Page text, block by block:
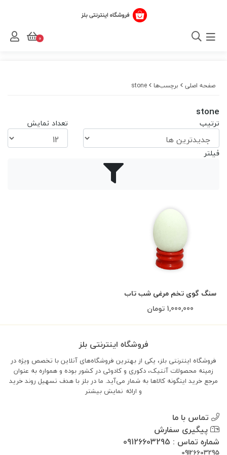
صفحه اصلی برچسب‌ها stone
stone
ترتیب تعداد نمایش
فیلتر
سنگ گوی تخم مرغی شب تاب
- کوچک (کد۲)
1,000,000 تومان
فروشگاه اینترنتی بلز
فروشگاه اینترنتی بلز، یکی از بهترین فروشگاه‌های آنلاین با تخصص ویژه در
زمینه محصولات آنتیک، دکوری و کادوئی در کشور بوده و همواره به عنوان
مرجع خرید اینگونه کالاها به شمار می‌آید. ما در بلز با هدف تسهیل روند خرید
و ارائه نمایش بیشتر
تماس با ما
پیگیری سفارش
شماره تماس : 09126603295
09126603295
0